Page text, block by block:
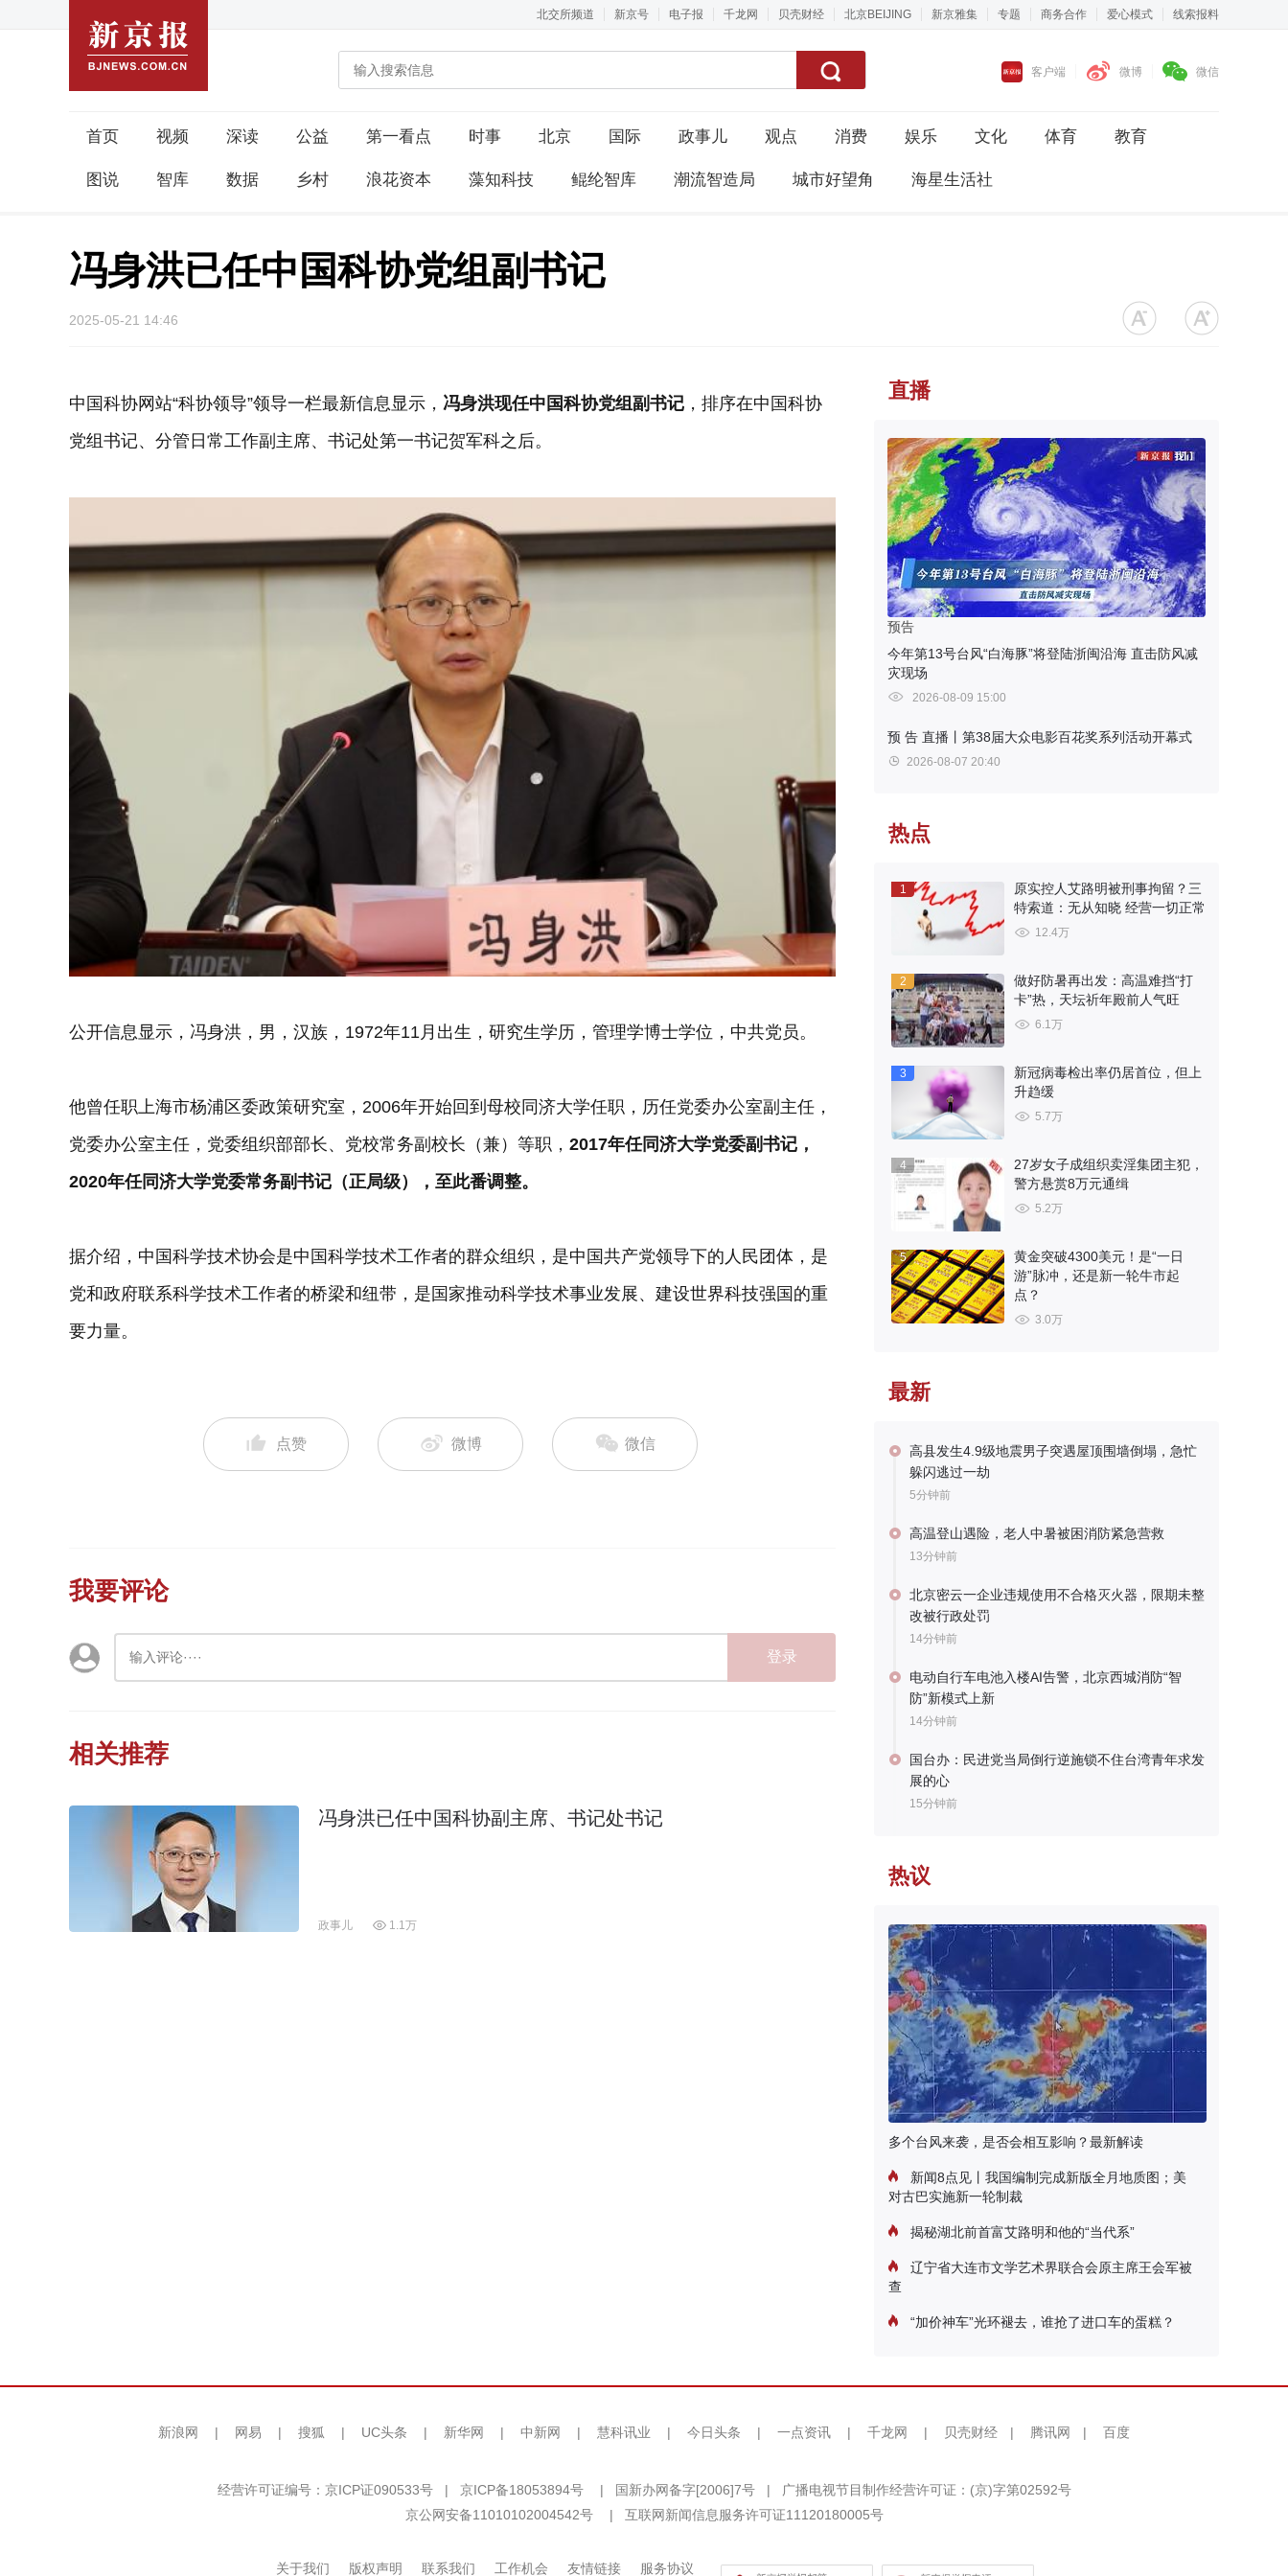
北交所频道 新京号 电子报 千龙网 贝壳财经 北京BEIJING 新京雅集 专题 商务合作 爱心模式 线索报料
客户端 微博 微信
首页 视频 深读 公益 第一看点 时事 北京 国际 政事儿 观点 消费 娱乐 文化 体育 教育
图说 智库 数据 乡村 浪花资本 藻知科技 鲲纶智库 潮流智造局 城市好望角 海星生活社
冯身洪已任中国科协党组副书记
2025-05-21 14:46
中国科协网站“科协领导”领导一栏最新信息显示， 冯身洪现任中国科协党组副书记 ，排序在中国科协
党组书记、分管日常工作副主席、书记处第一书记贺军科之后。
公开信息显示，冯身洪，男，汉族，1972年11月出生，研究生学历，管理学博士学位，中共党员。
他曾任职上海市杨浦区委政策研究室，2006年开始回到母校同济大学任职，历任党委办公室副主任，
党委办公室主任，党委组织部部长、党校常务副校长（兼）等职， 2017年任同济大学党委副书记，
2020年任同济大学党委常务副书记（正局级），至此番调整。
据介绍，中国科学技术协会是中国科学技术工作者的群众组织，是中国共产党领导下的人民团体，是
党和政府联系科学技术工作者的桥梁和纽带，是国家推动科学技术事业发展、建设世界科技强国的重
要力量。
点赞 微博 微信
我要评论
登录
相关推荐
冯身洪已任中国科协副主席、书记处书记
政事儿 1.1万
直播
预告
今年第13号台风“白海豚”将登陆浙闽沿海 直击防风减
灾现场
2026-08-09 15:00
预 告 直播丨第38届大众电影百花奖系列活动开幕式
2026-08-07 20:40
热点
1
原实控人艾路明被刑事拘留？三
特索道：无从知晓 经营一切正常
12.4万
2
做好防暑再出发：高温难挡“打
卡”热，天坛祈年殿前人气旺
6.1万
3
新冠病毒检出率仍居首位，但上
升趋缓
5.7万
4
27岁女子成组织卖淫集团主犯，
警方悬赏8万元通缉
5.2万
5
黄金突破4300美元！是“一日
游”脉冲，还是新一轮牛市起
点？
3.0万
最新
高县发生4.9级地震男子突遇屋顶围墙倒塌，急忙
躲闪逃过一劫
5分钟前
高温登山遇险，老人中暑被困消防紧急营救
13分钟前
北京密云一企业违规使用不合格灭火器，限期未整
改被行政处罚
14分钟前
电动自行车电池入楼AI告警，北京西城消防“智
防”新模式上新
14分钟前
国台办：民进党当局倒行逆施锁不住台湾青年求发
展的心
15分钟前
热议
多个台风来袭，是否会相互影响？最新解读
新闻8点见丨我国编制完成新版全月地质图；美
对古巴实施新一轮制裁
揭秘湖北前首富艾路明和他的“当代系”
辽宁省大连市文学艺术界联合会原主席王会军被
查
“加价神车”光环褪去，谁抢了进口车的蛋糕？
新浪网 | 网易 | 搜狐 | UC头条 | 新华网 | 中新网 | 慧科讯业 | 今日头条 | 一点资讯 | 千龙网 | 贝壳财经 | 腾讯网 | 百度
经营许可证编号：京ICP证090533号 | 京ICP备18053894号 | 国新办网备字[2006]7号 |
广播电视节目制作经营许可证：(京)字第02592号
京公网安备11010102004542号
| 互联网新闻信息服务许可证11120180005号
关于我们 版权声明 联系我们 工作机会 友情链接 服务协议